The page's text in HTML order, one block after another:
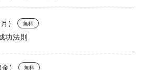
) 無料
功法則
) 無料